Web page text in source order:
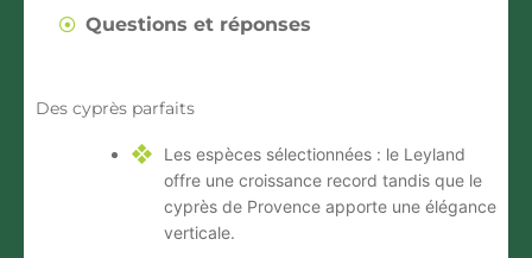
Questions et réponses
Des cyprès parfaits
Les espèces sélectionnées : le Leyland
offre une croissance record tandis que le
cyprès de Provence apporte une élégance
verticale.